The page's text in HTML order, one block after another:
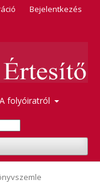
A folyóiratról
Bejelentkezés